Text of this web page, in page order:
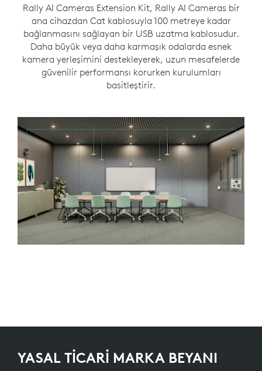
Rally AI Cameras Extension Kit, Rally AI Cameras bir
ana cihazdan Cat kablosuyla 100 metreye kadar
bağlanmasını sağlayan bir USB uzatma kablosudur.
Daha büyük veya daha karmaşık odalarda esnek
kamera yerleşimini destekleyerek, uzun mesafelerde
güvenilir performansı korurken kurulumları
basitleştirir.
YASAL TİCARİ MARKA BEYANI